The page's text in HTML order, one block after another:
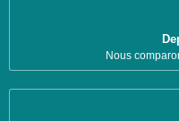
Nous